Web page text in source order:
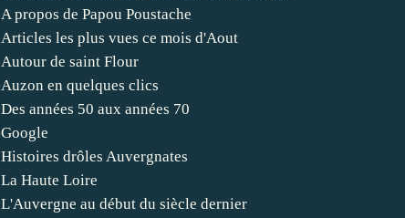
A propos de Papou Poustache
Articles les plus vues ce mois d'Aout
Autour de saint Flour
Auzon en quelques clics
Des années 50 aux années 70
Google
Histoires drôles Auvergnates
La Haute Loire
L'Auvergne au début du siècle dernier